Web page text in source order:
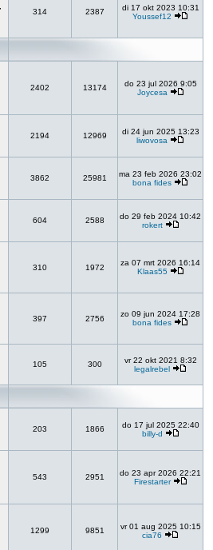
314 2387
di 17 okt 2023 10:31
Youssef12
2402 13174
do 23 jul 2026 9:05
Joycesa
2194 12969
di 24 jun 2025 13:23
liwovosa
3862 25981
ma 23 feb 2026 23:02
bona fides
604 2588
do 29 feb 2024 10:42
rokert
310 1972
za 07 mrt 2026 16:14
Klaas55
397 2756
zo 09 jun 2024 17:28
bona fides
105 300
vr 22 okt 2021 8:32
legalrebel
203 1866
do 17 jul 2025 22:40
billy-d
543 2951
do 23 apr 2026 22:21
Firestarter
1299 9851
vr 01 aug 2025 10:15
cia76